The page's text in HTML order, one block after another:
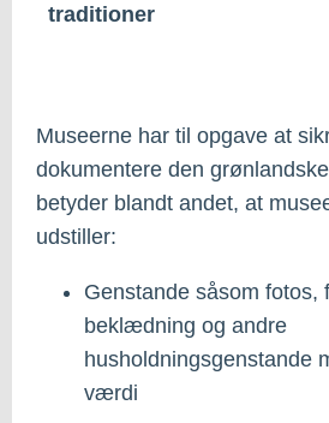
traditioner
Museerne har til opgave at
dokumentere den
betyder blandt andet, at
udstiller:
Genstande såsom fotos,
beklædning og andre
husholdningsgenstande
værdi